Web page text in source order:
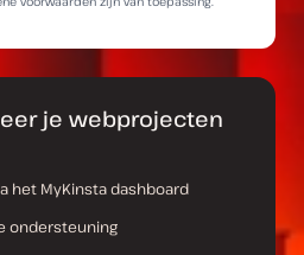
je webprojecten
het MyKinsta dashboard
ondersteuning